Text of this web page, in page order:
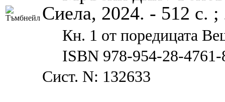
Сиела, 2024. - 512 с. ;
Кн. 1 от поредицата
ISBN 978-954-28-4761-
Сист. N: 132633